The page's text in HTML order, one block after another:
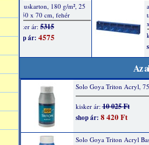
Az
Solo Goya Triton Acryl,
kisker ár:10 025 Ft
shop ár: 8 420 Ft
Solo Goya Triton Acryl